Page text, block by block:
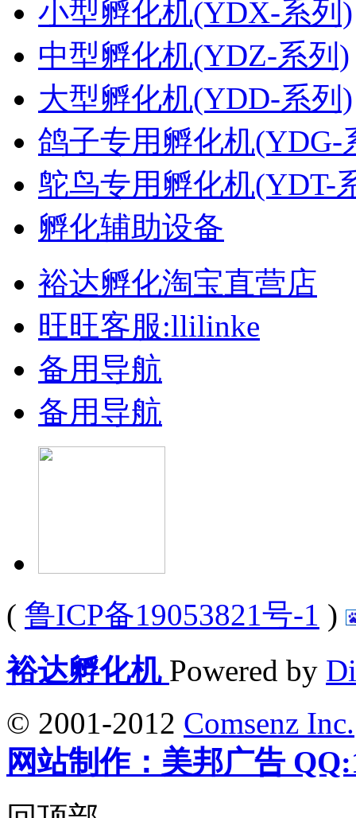
小型孵化机(YDX-系列)
中型孵化机(YDZ-系列)
大型孵化机(YDD-系列)
鸽子专用孵化机(YDG-
鸵鸟专用孵化机(YDT-
孵化辅助设备
裕达孵化淘宝直营店
旺旺客服:llilinke
备用导航
备用导航
( 鲁ICP备19053821号-1 )
裕达孵化机 Powered by
© 2001-2012 Comsenz Inc.
网站制作：美邦广告